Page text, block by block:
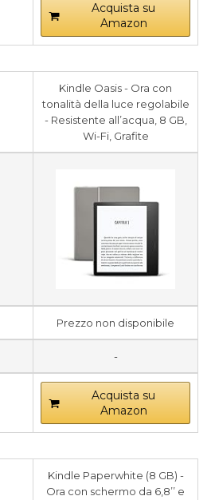
Acquista su
Amazon
Kindle Oasis - Ora con
tonalità della luce regolabile
- Resistente all’acqua, 8 GB,
Wi-Fi, Grafite
Prezzo non disponibile
-
Acquista su
Amazon
Kindle Paperwhite (8 GB) -
Ora con schermo da 6,8’’ e